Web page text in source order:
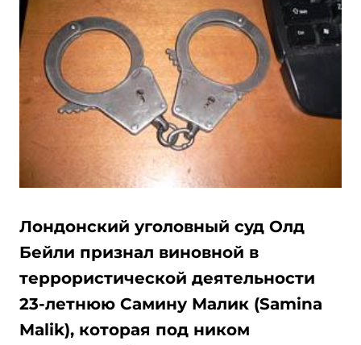
Лондонский уголовный суд Олд
Бейли признал виновной в
террористической деятельности
23-летнюю Самину Малик (Samina
Malik), которая под ником